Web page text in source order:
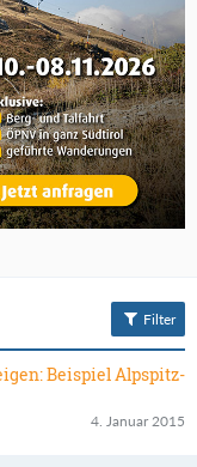
Filter
Beispiel Alpspitz-
4. Januar 2015